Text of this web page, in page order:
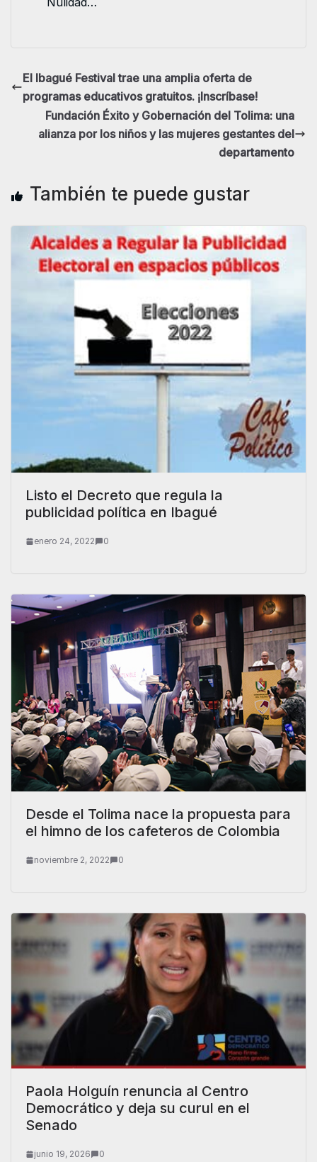
El Ibagué Festival trae una amplia oferta de
programas educativos gratuitos. ¡Inscríbase!
Fundación Éxito y Gobernación del Tolima: una
alianza por los niños y las mujeres gestantes del
departamento
También te puede gustar
Listo el Decreto que regula la
publicidad política en Ibagué
enero 24, 2022 0
Desde el Tolima nace la propuesta para
el himno de los cafeteros de Colombia
noviembre 2, 2022 0
Paola Holguín renuncia al Centro
Democrático y deja su curul en el
Senado
junio 19, 2026 0